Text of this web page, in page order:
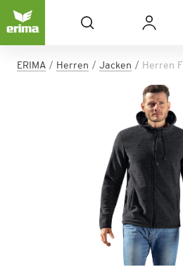
ERIMA Herren Jacken Herren